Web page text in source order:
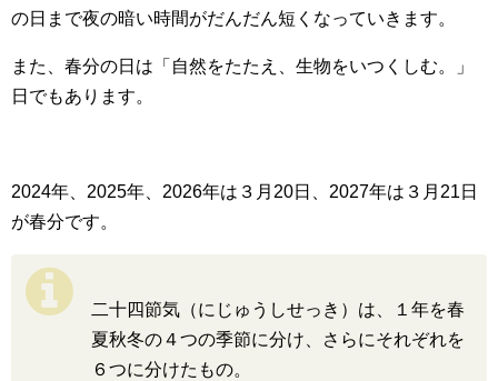
の日まで夜の暗い時間がだんだん短くなっていきます。
また、春分の日は「自然をたたえ、生物をいつくしむ。」
日でもあります。
2024年、2025年、2026年は３月20日、2027年は３月21日
が春分です。
二十四節気（にじゅうしせっき）は、１年を春
夏秋冬の４つの季節に分け、さらにそれぞれを
６つに分けたもの。